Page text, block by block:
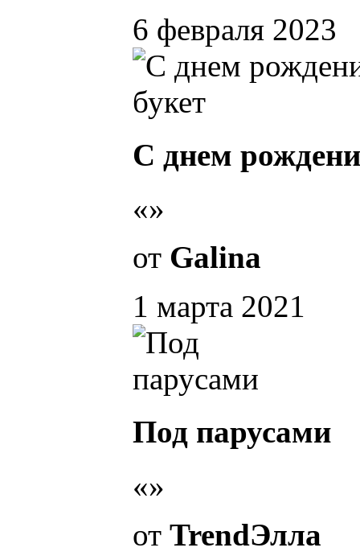
6 февраля 2023
С днем
«»
от Galina
1 марта 2021
Под парусами
«»
от TrendЭлла